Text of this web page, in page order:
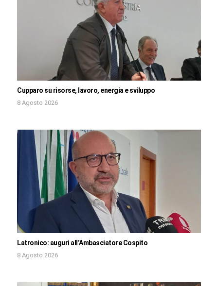
Cupparo su risorse, lavoro, energia e sviluppo
8 Agosto 2026
Latronico: auguri all’Ambasciatore Cospito
8 Agosto 2026